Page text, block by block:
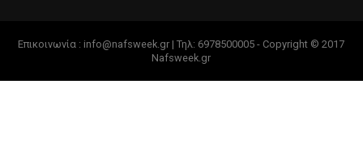
Επικοινωνία : info@nafsweek.gr | Τηλ: 6978500005 - Copyright © 2017
Nafsweek.gr